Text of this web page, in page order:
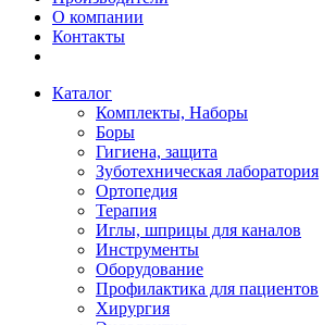
О компании
Контакты
Каталог
Комплекты, Наборы
Боры
Гигиена, защита
Зуботехническая лаборатория
Ортопедия
Терапия
Иглы, шприцы для каналов
Инструменты
Оборудование
Профилактика для пациентов
Хирургия